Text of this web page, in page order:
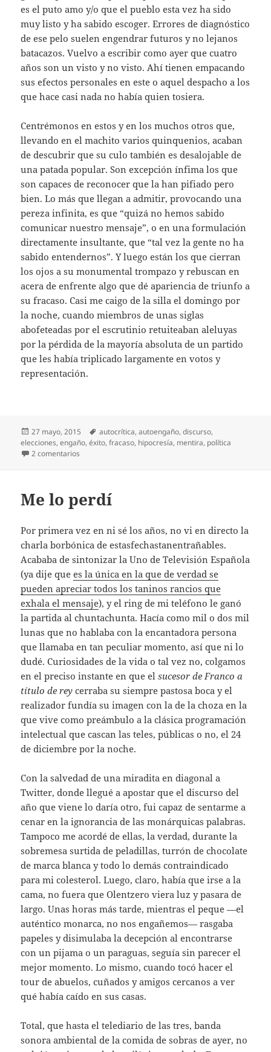
es el puto amo y/o que el pueblo esta vez ha sido
muy listo y ha sabido escoger. Errores de diagnóstico
de ese pelo suelen engendrar futuros y no lejanos
batacazos. Vuelvo a escribir como ayer que cuatro
años son un visto y no visto. Ahí tienen empacando
sus efectos personales en este o aquel despacho a los
que hace casi nada no había quien tosiera.
Centrémonos en estos y en los muchos otros que,
llevando en el machito varios quinquenios, acaban
de descubrir que su culo también es desalojable de
una patada popular. Son excepción ínfima los que
son capaces de reconocer que la han pifiado pero
bien. Lo más que llegan a admitir, provocando una
pereza infinita, es que “quizá no hemos sabido
comunicar nuestro mensaje”, o en una formulación
directamente insultante, que “tal vez la gente no ha
sabido entendernos”. Y luego están los que cierran
los ojos a su monumental trompazo y rebuscan en
acera de enfrente algo que dé apariencia de triunfo a
su fracaso. Casi me caigo de la silla el domingo por
la noche, cuando miembros de unas siglas
abofeteadas por el escrutinio retuiteaban aleluyas
por la pérdida de la mayoría absoluta de un partido
que les había triplicado largamente en votos y
representación.
Publicado
el
27 mayo, 2015 Etiquetas
autocrítica,autoengaño,discurso,
elecciones,engaño,éxito,fracaso, hipocresía, mentira, política
2 comentarios
Me lo perdí
Por primera vez en ni sé los años, no vi en directo la
charla borbónica de estasfechastanentrañables.
Acababa de sintonizar la Uno de Televisión Española
(ya dije quees la única en la que de verdad se
pueden apreciar todos los taninos rancios que
exhala el mensaje), y el ring de mi teléfono le ganó
la partida al chuntachunta. Hacía como mil o dos mil
lunas que no hablaba con la encantadora persona
que llamaba en tan peculiar momento, así que ni lo
dudé. Curiosidades de la vida o tal vez no, colgamos
en el preciso instante en que elsucesor de Franco a
título de rey cerraba su siempre pastosa boca y el
realizador fundía su imagen con la de la choza en la
que vive como preámbulo a la clásica programación
intelectual que cascan las teles, públicas o no, el 24
de diciembre por la noche.
Con la salvedad de una miradita en diagonal a
Twitter, donde llegué a apostar que el discurso del
año que viene lo daría otro, fui capaz de sentarme a
cenar en la ignorancia de las monárquicas palabras.
Tampoco me acordé de ellas, la verdad, durante la
sobremesa surtida de peladillas, turrón de chocolate
de marca blanca y todo lo demás contraindicado
para mi colesterol. Luego, claro, había que irse a la
cama, no fuera que Olentzero viera luz y pasara de
largo. Unas horas más tarde, mientras el peque —el
auténtico monarca, no nos engañemos— rasgaba
papeles y disimulaba la decepción al encontrarse
con un pijama o un paraguas, seguía sin parecer el
mejor momento. Lo mismo, cuando tocó hacer el
tour de abuelos, cuñados y amigos cercanos a ver
qué había caído en sus casas.
Total, que hasta el telediario de las tres, banda
sonora ambiental de la comida de sobras de ayer, no